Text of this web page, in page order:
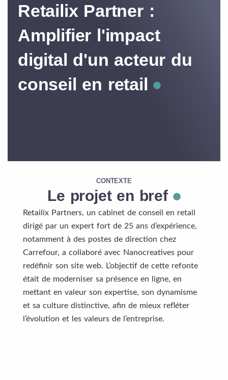
Retailix Partner :
Amplifier l'impact
digital d'un acteur du
conseil en retail
CONTEXTE
Le projet en bref
Retailix Partners, un cabinet de conseil en retail
dirigé par un expert fort de 25 ans d’expérience,
notamment à des postes de direction chez
Carrefour, a collaboré avec Nanocreatives pour
redéfinir son site web. L’objectif de cette refonte
était de moderniser sa présence en ligne, en
mettant en valeur son expertise, son dynamisme
et sa culture distinctive, afin de mieux refléter
l’évolution et les valeurs de l’entreprise.